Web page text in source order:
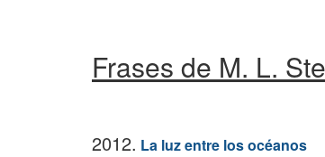
Frases de M. L.
2012. La luz entre los océanos